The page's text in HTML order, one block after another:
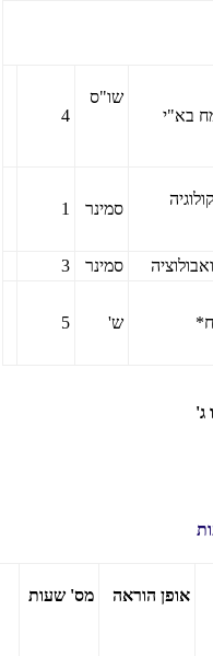
4
שו"ס
בא"י
1 סמינר
3 סמינר
5 ש'
ג'
מס' שעות אופן הוראה